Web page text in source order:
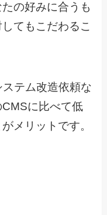
の好みに合うも
てもこだわるこ
テム改造依頼な
に比べて低
メリットです。